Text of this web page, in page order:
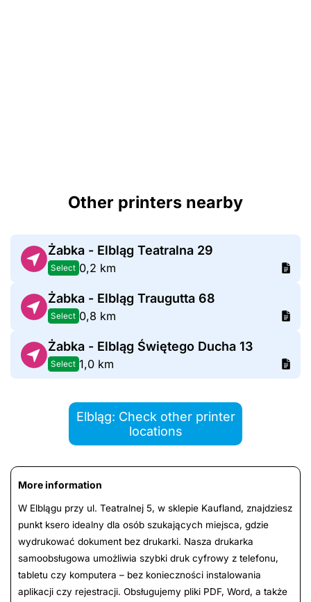
Other printers nearby
Żabka - Elbląg Teatralna 29
Select 0,2 km
Żabka - Elbląg Traugutta 68
Select 0,8 km
Żabka - Elbląg Świętego Ducha 13
Select 1,0 km
Elbląg: Check other printer
locations
More information
W Elblągu przy ul. Teatralnej 5, w sklepie Kaufland, znajdziesz
punkt ksero idealny dla osób szukających miejsca, gdzie
wydrukować dokument bez drukarki. Nasza drukarka
samoobsługowa umożliwia szybki druk cyfrowy z telefonu,
tabletu czy komputera – bez konieczności instalowania
aplikacji czy rejestracji. Obsługujemy pliki PDF, Word, a także